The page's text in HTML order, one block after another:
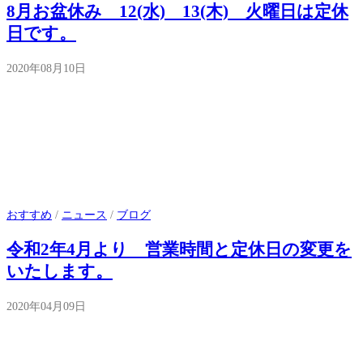
8月お盆休み 12(水) 13(木) 火曜日は定休
日です。
2020年08月10日
おすすめ / ニュース / ブログ
令和2年4月より 営業時間と定休日の変更を
いたします。
2020年04月09日